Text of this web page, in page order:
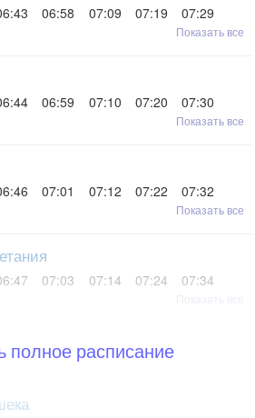
06:58 07:09 07:19
07:29
Показать все
06:59 07:10 07:20
07:30
Показать все
07:01 07:12 07:22
07:32
Показать все
07:03 07:14 07:24
07:34
полное расписание